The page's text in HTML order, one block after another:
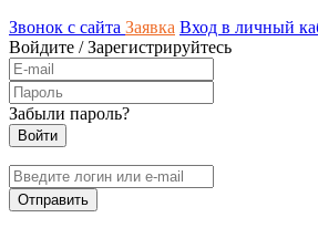
Звонок с сайта Заявка Вход в личный
Войдите /Зарегистрируйтесь
Забыли пароль?